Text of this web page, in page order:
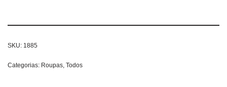
SKU: 1885
Categorias: Roupas, Todos